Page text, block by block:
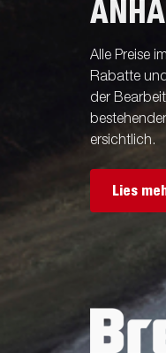
Alle Preise
Rabatte
der
ersichtlich.
Lies